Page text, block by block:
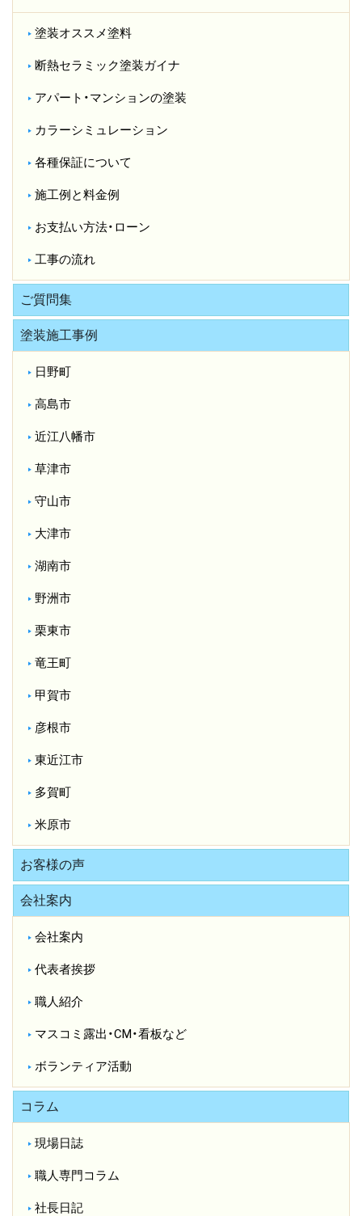
塗装オススメ塗料
断熱セラミック塗装ガイナ
アパート・マンションの塗装
カラーシミュレーション
各種保証について
施工例と料金例
お支払い方法・ローン
工事の流れ
ご質問集
塗装施工事例
日野町
高島市
近江八幡市
草津市
守山市
大津市
湖南市
野洲市
栗東市
竜王町
甲賀市
彦根市
東近江市
多賀町
米原市
お客様の声
会社案内
会社案内
代表者挨拶
職人紹介
マスコミ露出・CM・看板など
ボランティア活動
コラム
現場日誌
職人専門コラム
社長日記